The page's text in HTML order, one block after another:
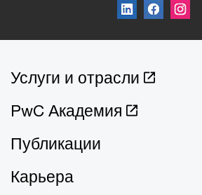
Услуги и отрасли
PwC Академия
Публикации
Карьера